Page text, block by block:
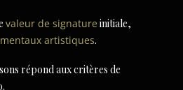
valeur de signature initiale,
artistiques.
répond aux critères de